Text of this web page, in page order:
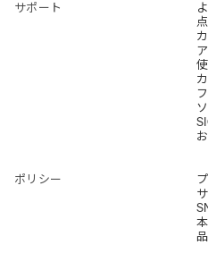
サポート
ポリシー